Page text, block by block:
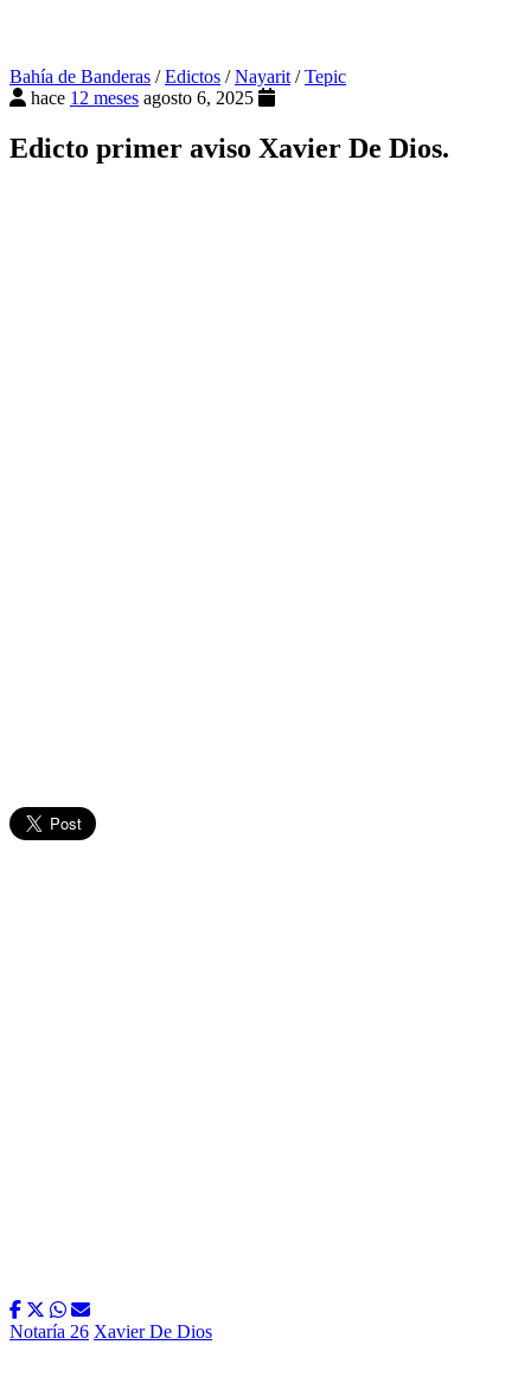
Bahía de Banderas /Edictos /Nayarit/Tepic
hace 12 meses agosto 6, 2025
Edicto primer aviso Xavier De Dios.
Notaría 26 Xavier De Dios